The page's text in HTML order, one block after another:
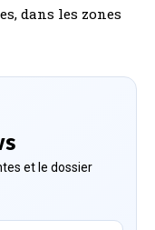
dans les zones
et le dossier